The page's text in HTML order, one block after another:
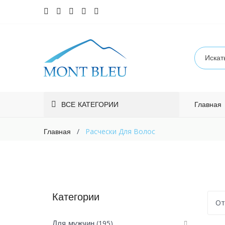
ВСЕ КАТЕГОРИИ Главная
Главная / Расчески Для Волос
Категории
(195)